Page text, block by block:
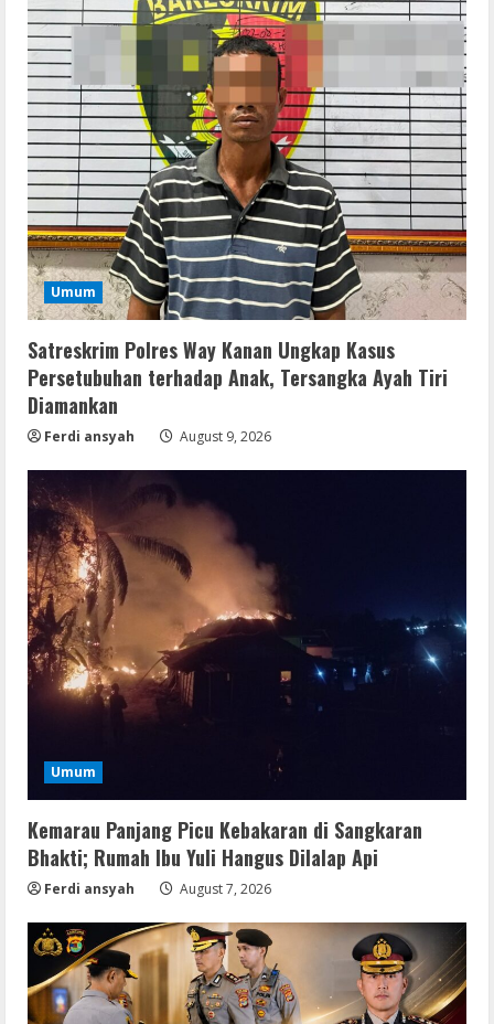
Umum
Satreskrim Polres Way Kanan Ungkap Kasus
Persetubuhan terhadap Anak, Tersangka Ayah Tiri
Diamankan
Ferdi ansyah August 9, 2026
Umum
Kemarau Panjang Picu Kebakaran di Sangkaran
Bhakti; Rumah Ibu Yuli Hangus Dilalap Api
Ferdi ansyah August 7, 2026
CAMRip 4KUHD AVC Dual Audio Torr𝐞nt
August 9, 2026
3
Umum
Satreskrim Polres Way Kanan Ungkap
Kasus Persetubuhan terhadap Anak,
Tersangka Ayah Tiri Diamankan
August 9, 2026
Coop